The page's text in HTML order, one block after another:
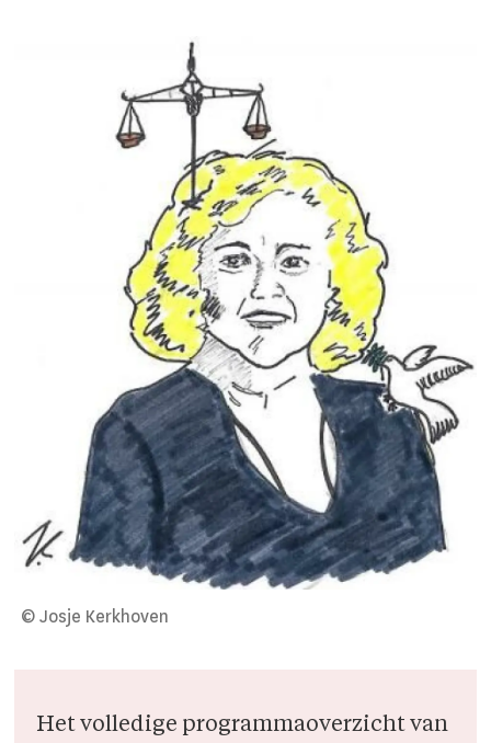
© Josje Kerkhoven
Het volledige programmaoverzicht van